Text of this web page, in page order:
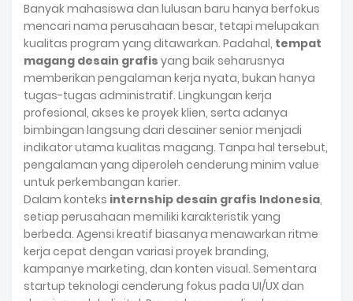
Banyak mahasiswa dan lulusan baru hanya berfokus
mencari nama perusahaan besar, tetapi melupakan
kualitas program yang ditawarkan. Padahal, tempat
magang desain grafis yang baik seharusnya
memberikan pengalaman kerja nyata, bukan hanya
tugas-tugas administratif. Lingkungan kerja
profesional, akses ke proyek klien, serta adanya
bimbingan langsung dari desainer senior menjadi
indikator utama kualitas magang. Tanpa hal tersebut,
pengalaman yang diperoleh cenderung minim value
untuk perkembangan karier.
Dalam konteks internship desain grafis Indonesia,
setiap perusahaan memiliki karakteristik yang
berbeda. Agensi kreatif biasanya menawarkan ritme
kerja cepat dengan variasi proyek branding,
kampanye marketing, dan konten visual. Sementara
startup teknologi cenderung fokus pada UI/UX dan